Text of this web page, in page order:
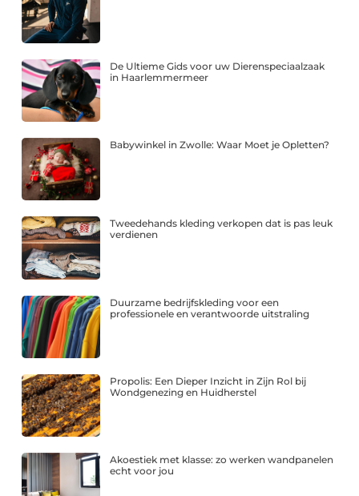
De Ultieme Gids voor uw Dierenspeciaalzaak
in Haarlemmermeer
Babywinkel in Zwolle: Waar Moet je Opletten?
Tweedehands kleding verkopen dat is pas leuk
verdienen
Duurzame bedrijfskleding voor een
professionele en verantwoorde uitstraling
Propolis: Een Dieper Inzicht in Zijn Rol bij
Wondgenezing en Huidherstel
Akoestiek met klasse: zo werken wandpanelen
echt voor jou